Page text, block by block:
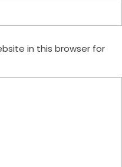
in this browser for